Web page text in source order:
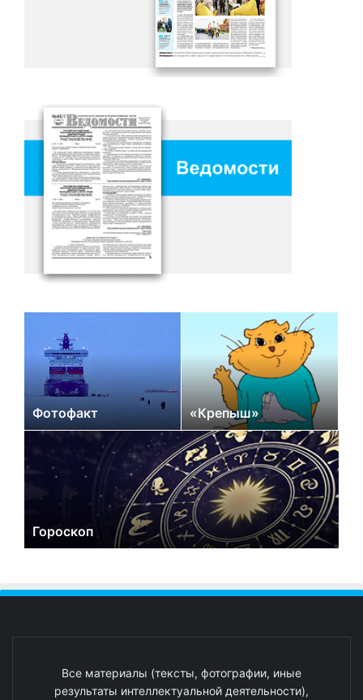
Фотофакт «Крепыш»
Гороскоп
Все материалы (тексты, фотографии, иные
результаты интеллектуальной деятельности),